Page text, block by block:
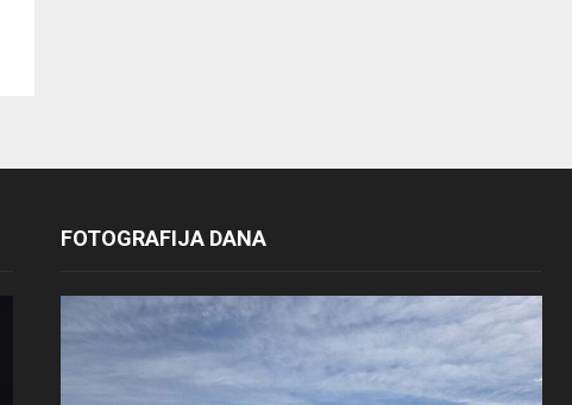
FOTOGRAFIJA DANA